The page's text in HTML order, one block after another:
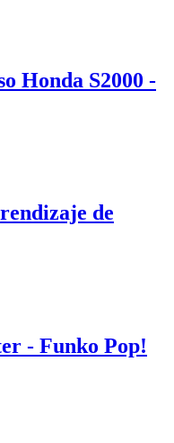
Honda S2000 -
de
- Funko Pop!